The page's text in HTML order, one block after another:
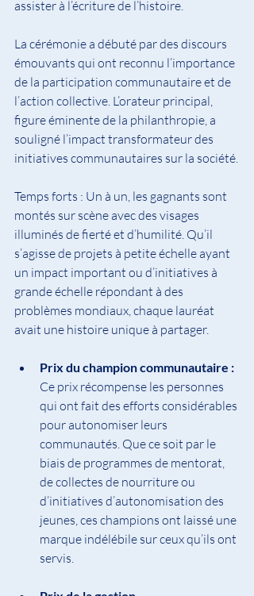
assister à l’écriture de l’histoire.
La cérémonie a débuté par des discours
émouvants qui ont reconnu l’importance
de la participation communautaire et de
l’action collective. L’orateur principal,
figure éminente de la philanthropie, a
souligné l’impact transformateur des
initiatives communautaires sur la société.
Temps forts : Un à un, les gagnants sont
montés sur scène avec des visages
illuminés de fierté et d’humilité. Qu’il
s’agisse de projets à petite échelle ayant
un impact important ou d’initiatives à
grande échelle répondant à des
problèmes mondiaux, chaque lauréat
avait une histoire unique à partager.
Prix ​​du champion communautaire :
Ce prix récompense les personnes
qui ont fait des efforts considérables
pour autonomiser leurs
communautés. Que ce soit par le
biais de programmes de mentorat,
de collectes de nourriture ou
d’initiatives d’autonomisation des
jeunes, ces champions ont laissé une
marque indélébile sur ceux qu’ils ont
servis.